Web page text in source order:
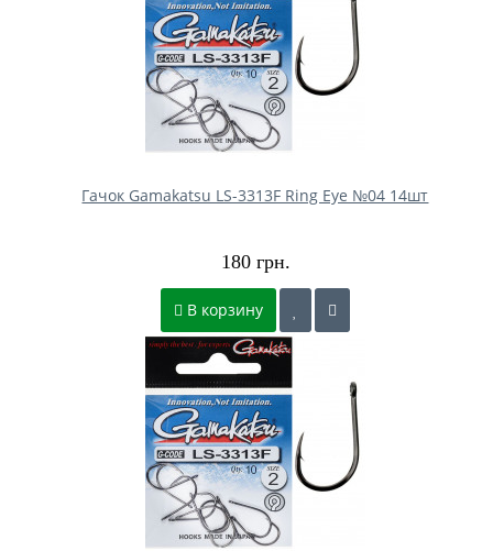
Гачок Gamakatsu LS-3313F Ring Eye №04 14шт
180 грн.
В корзину